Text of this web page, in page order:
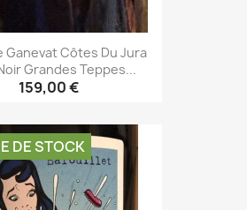
Ganevat Côtes Du Jura
Grandes Teppes...
159,00 €
DE STOCK